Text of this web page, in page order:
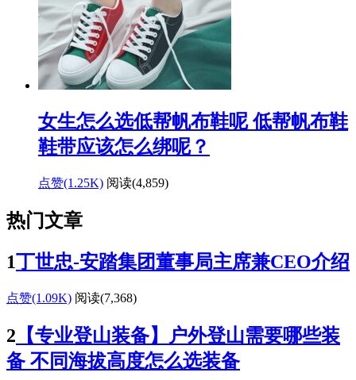
女生怎么选低帮帆布鞋呢 低帮帆布鞋
鞋带应该怎么绑呢？
点赞(1.25K) 阅读(4,859)
热门文章
1丁世忠-安踏集团董事局主席兼CEO介绍
点赞(1.09K) 阅读(7,368)
2 【专业登山装备】户外登山需要哪些装
备 不同海拔高度怎么选装备